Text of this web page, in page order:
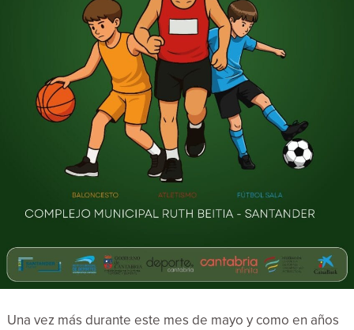
Una vez más durante este mes de mayo y como en años